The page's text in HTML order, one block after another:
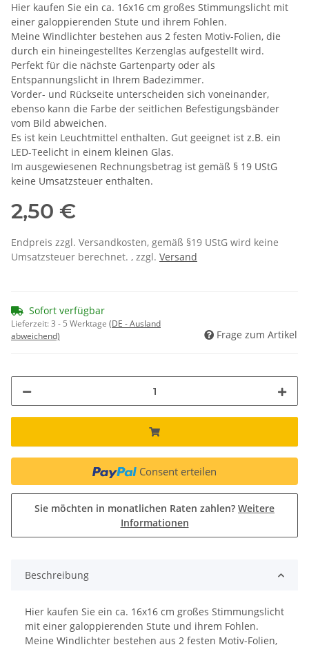
Hier kaufen Sie ein ca. 16x16 cm großes Stimmungslicht mit
einer galoppierenden Stute und ihrem Fohlen.
Meine Windlichter bestehen aus 2 festen Motiv-Folien, die
durch ein hineingestelltes Kerzenglas aufgestellt wird.
Perfekt für die nächste Gartenparty oder als
Entspannungslicht in Ihrem Badezimmer.
Vorder- und Rückseite unterscheiden sich voneinander,
ebenso kann die Farbe der seitlichen Befestigungsbänder
vom Bild abweichen.
Es ist kein Leuchtmittel enthalten. Gut geeignet ist z.B. ein
LED-Teelicht in einem kleinen Glas.
Im ausgewiesenen Rechnungsbetrag ist gemäß § 19 UStG
keine Umsatzsteuer enthalten.
2,50 €
Endpreis zzgl. Versandkosten, gemäß §19 UStG wird keine
Umsatzsteuer berechnet. , zzgl. Versand
Sofort verfügbar
Lieferzeit:3 - 5 Werktage (DE - Ausland
abweichend)
Frage zum Artikel
Consent erteilen
Sie möchten in monatlichen Raten zahlen? Weitere
Informationen
Beschreibung
Hier kaufen Sie ein ca. 16x16 cm großes Stimmungslicht
mit einer galoppierenden Stute und ihrem Fohlen.
Meine Windlichter bestehen aus 2 festen Motiv-Folien,